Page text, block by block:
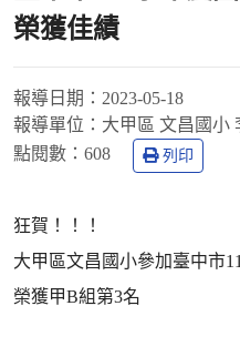
榮獲佳績
報導日期： 2023-05-18
報導單位： 大甲區 文昌國小
點閱數： 608 列印
狂賀！！！
大甲區文昌國小參加臺中市
榮獲甲B組第3名